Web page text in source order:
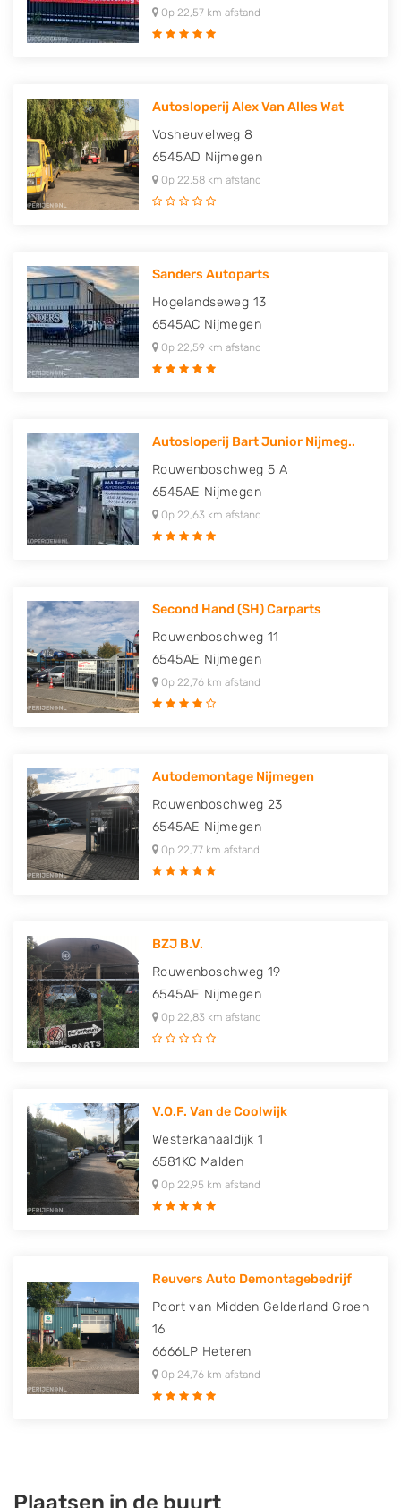
Op 22,57 km afstand
Autosloperij Alex Van Alles Wat
Vosheuvelweg 8
6545AD Nijmegen
Op 22,58 km afstand
Sanders Autoparts
Hogelandseweg 13
6545AC Nijmegen
Op 22,59 km afstand
Autosloperij Bart Junior Nijmeg..
Rouwenboschweg 5 A
6545AE Nijmegen
Op 22,63 km afstand
Second Hand (SH) Carparts
Rouwenboschweg 11
6545AE Nijmegen
Op 22,76 km afstand
Autodemontage Nijmegen
Rouwenboschweg 23
6545AE Nijmegen
Op 22,77 km afstand
BZJ B.V.
Rouwenboschweg 19
6545AE Nijmegen
Op 22,83 km afstand
V.O.F. Van de Coolwijk
Westerkanaaldijk 1
6581KC Malden
Op 22,95 km afstand
Reuvers Auto Demontagebedrijf
Poort van Midden Gelderland Groen
16
6666LP Heteren
Op 24,76 km afstand
Plaatsen in de buurt